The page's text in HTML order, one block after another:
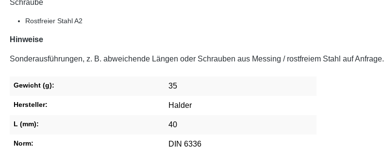
Schraube
Rostfreier Stahl A2
Hinweise
Sonderausführungen, z. B. abweichende Längen oder Schrauben aus Messing / rostfreiem Stahl auf Anfrage.
Gewicht (g): 35
Hersteller: Halder
L (mm): 40
Norm: DIN 6336